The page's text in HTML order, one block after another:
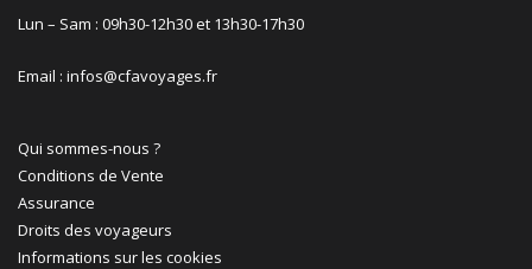
Lun – Sam : 09h30-12h30 et 13h30-17h30
Email : infos@cfavoyages.fr
Qui sommes-nous ?
Conditions de Vente
Assurance
Droits des voyageurs
Informations sur les cookies